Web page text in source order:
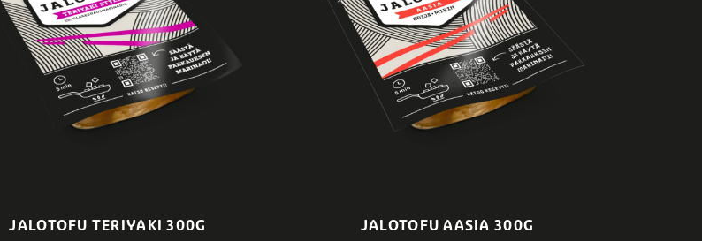
JALOTOFU TERIYAKI 300G JALOTOFU AASIA 300G